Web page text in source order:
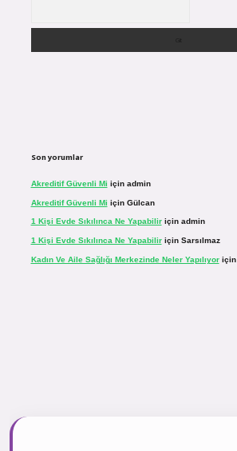
Son yorumlar
Akreditif Güvenli Mi için admin
Akreditif Güvenli Mi için Gülcan
1 Kişi Evde Sıkılınca Ne Yapabiliriçin admin
1 Kişi Evde Sıkılınca Ne Yapabiliriçin Sarsılmaz
Kadın Ve Aile Sağlığı Merkezinde Neler Yapılıyoriçin